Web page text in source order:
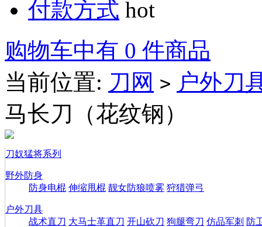
付款方式 hot
购物车中有 0 件商品
当前位置: 刀网 > 户外刀
马长刀（花纹钢）
刀奴猛将系列
野外防身
防身电棍 伸缩甩棍 靓女防狼喷雾 狩猎弹弓
户外刀具
战术直刀 大马士革直刀 开山砍刀 狗腿弯刀 仿品军刺 防